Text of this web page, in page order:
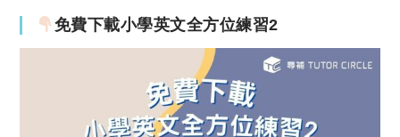
免費下載小學英文全方位練習2